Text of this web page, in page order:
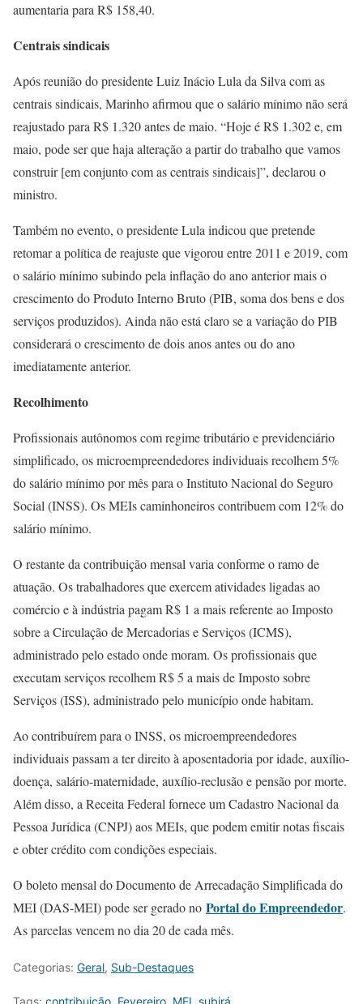
aumentaria para R$ 158,40.
Centrais sindicais
Após reunião do presidente Luiz Inácio Lula da Silva com as
centrais sindicais, Marinho afirmou que o salário mínimo não será
reajustado para R$ 1.320 antes de maio. “Hoje é R$ 1.302 e, em
maio, pode ser que haja alteração a partir do trabalho que vamos
construir [em conjunto com as centrais sindicais]”, declarou o
ministro.
Também no evento, o presidente Lula indicou que pretende
retomar a política de reajuste que vigorou entre 2011 e 2019, com
o salário mínimo subindo pela inflação do ano anterior mais o
crescimento do Produto Interno Bruto (PIB, soma dos bens e dos
serviços produzidos). Ainda não está claro se a variação do PIB
considerará o crescimento de dois anos antes ou do ano
imediatamente anterior.
Recolhimento
Profissionais autônomos com regime tributário e previdenciário
simplificado, os microempreendedores individuais recolhem 5%
do salário mínimo por mês para o Instituto Nacional do Seguro
Social (INSS). Os MEIs caminhoneiros contribuem com 12% do
salário mínimo.
O restante da contribuição mensal varia conforme o ramo de
atuação. Os trabalhadores que exercem atividades ligadas ao
comércio e à indústria pagam R$ 1 a mais referente ao Imposto
sobre a Circulação de Mercadorias e Serviços (ICMS),
administrado pelo estado onde moram. Os profissionais que
executam serviços recolhem R$ 5 a mais de Imposto sobre
Serviços (ISS), administrado pelo município onde habitam.
Ao contribuírem para o INSS, os microempreendedores
individuais passam a ter direito à aposentadoria por idade, auxílio-
doença, salário-maternidade, auxílio-reclusão e pensão por morte.
Além disso, a Receita Federal fornece um Cadastro Nacional da
Pessoa Jurídica (CNPJ) aos MEIs, que podem emitir notas fiscais
e obter crédito com condições especiais.
O boleto mensal do Documento de Arrecadação Simplificada do
MEI (DAS-MEI) pode ser gerado no Portal do Empreendedor.
As parcelas vencem no dia 20 de cada mês.
Categorias: Geral, Sub-Destaques
Tags: contribuição Fevereiro MEI subirá